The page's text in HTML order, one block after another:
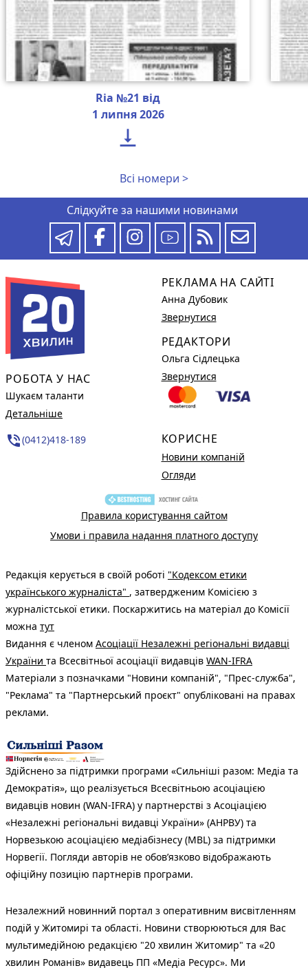
Ria №21 від
1 липня 2026

Всі номери >
Слідкуйте за нашими новинами
РОБОТА У НАС
Шукаєм таланти
Детальніше
phone_in_talk(0412)418-189
РЕКЛАМА НА САЙТІ
Анна Дубовик
Звернутися
РЕДАКТОРИ
Ольга Сідлецька
Звернутися
КОРИСНЕ
Новини компаній
Огляди
Правила користування сайтом
Умови і правила надання платного доступу
Редакція керується в своїй роботі "Кодексом етики
українського журналіста" , затвердженим Комісією з
журналістської етики. Поскаржитись на матеріал до Комісії
можна тут
Видання є членом Асоціації Незалежні регіональні видавці
України та Всесвітньої асоціації видавців WAN-IFRA
Матеріали з позначками "Новини компаній", "Прес-служба",
"Реклама" та "Партнерський проєкт" опубліковані на правах
реклами.
Здійснено за підтримки програми «Сильніші разом: Медіа та
Демократія», що реалізується Всесвітньою асоціацією
видавців новин (WAN-IFRA) у партнерстві з Асоціацією
«Незалежні регіональні видавці України» (АНРВУ) та
Норвезькою асоціацією медіабізнесу (MBL) за підтримки
Норвегії. Погляди авторів не обов’язково відображають
офіційну позицію партнерів програми.
Незалежний новинний портал з оперативним висвітленням
подій у Житомирі та області. Новини створюються для Вас
мультимедійною редакцією "20 хвилин Житомир" та «20
хвилин Романів» видавець ПП «Медіа Ресурс». Ми